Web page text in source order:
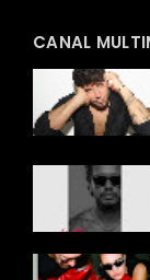
CANAL